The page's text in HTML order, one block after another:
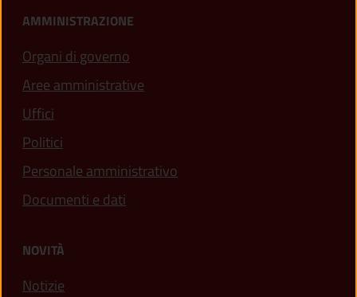
AMMINISTRAZIONE
Organi di governo
Aree amministrative
Uffici
Politici
Personale amministrativo
Documenti e dati
NOVITÀ
Notizie